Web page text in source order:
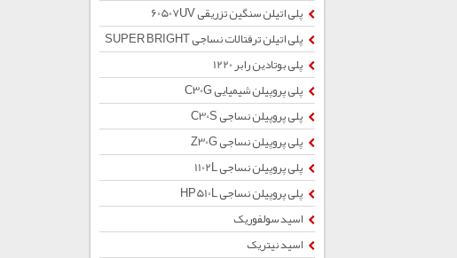
پلی اتیلن سنگین تزریقی 60507UV
پلی اتیلن ترفتالات نساجی SUPER BRIGHT
پلی بوتادین رابر 1220
پلی پروپیلن شیمیایی C30G
پلی پروپیلن نساجی C30S
پلی پروپیلن نساجی Z30G
پلی پروپیلن نساجی 1102L
پلی پروپیلن نساجی HP510L
اسید سولفوریک
اسید نیتریک